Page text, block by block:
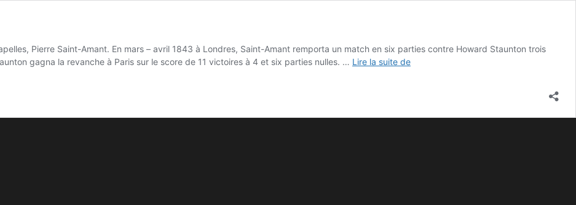
Pierre Saint-Amant. En mars – avril 1843 à Londres, Saint-Amant remporta un match en six parties contre Howard Staunton trois
gagna la revanche à Paris sur le score de 11 victoires à 4 et six parties nulles. … Lire la suite de